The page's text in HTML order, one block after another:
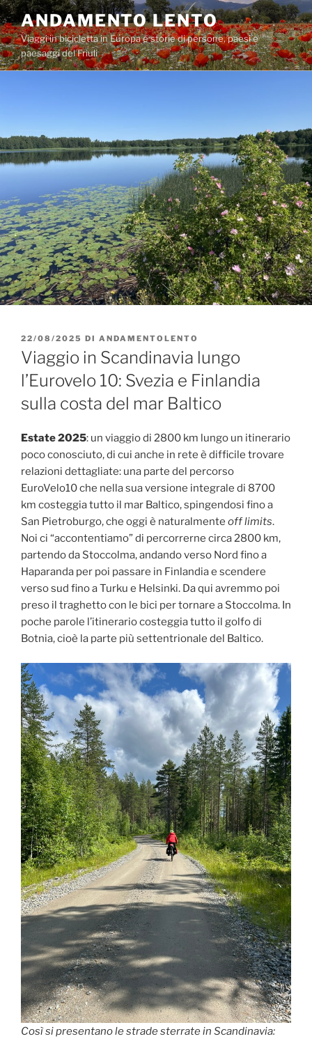
Salta
al
contenuto
ANDAMENTO LENTO
Viaggi in bicicletta in Europa e storie di persone, paesi e
paesaggi del Friuli
PUBBLICATO
IL
22/08/2025 DI ANDAMENTOLENTO
Viaggio in Scandinavia lungo
l’Eurovelo 10: Svezia e Finlandia
sulla costa del mar Baltico
Estate 2025: un viaggio di 2800 km lungo un itinerario
poco conosciuto, di cui anche in rete è difficile trovare
relazioni dettagliate: una parte del percorso
EuroVelo10 che nella sua versione integrale di 8700
km costeggia tutto il mar Baltico, spingendosi fino a
San Pietroburgo, che oggi è naturalmente off limits.
Noi ci “accontentiamo” di percorrerne circa 2800 km,
partendo da Stoccolma, andando verso Nord fino a
Haparanda per poi passare in Finlandia e scendere
verso sud fino a Turku e Helsinki. Da qui avremmo poi
preso il traghetto con le bici per tornare a Stoccolma. In
poche parole l’itinerario costeggia tutto il golfo di
Botnia, cioè la parte più settentrionale del Baltico.
Così si presentano le strade sterrate in Scandinavia: